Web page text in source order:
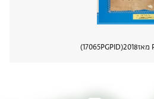
2018
PGPID
17065